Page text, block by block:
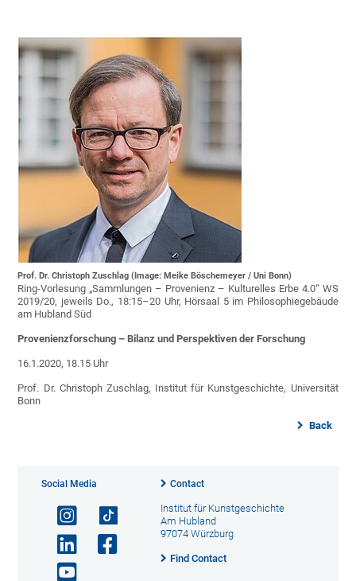
Prof. Dr. Christoph Zuschlag (Image: Meike Böschemeyer / Uni Bonn)
Ring-Vorlesung „Sammlungen – Provenienz – Kulturelles Erbe 4.0“ WS
2019/20, jeweils Do., 18:15–20 Uhr, Hörsaal 5 im Philosophiegebäude
am Hubland Süd
Provenienzforschung – Bilanz und Perspektiven der Forschung
16.1.2020, 18.15 Uhr
Prof. Dr. Christoph Zuschlag, Institut für Kunstgeschichte, Universität
Bonn
Back
Social Media Contact
Institut für Kunstgeschichte
Am Hubland
97074 Würzburg
Find Contact